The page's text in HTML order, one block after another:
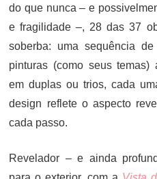
do que nunca – e
e fragilidade –, 28 das 37
soberba: uma sequência
pinturas (como seus temas)
em duplas ou trios, cada
design reflete o aspecto
cada passo.
Revelador – e ainda